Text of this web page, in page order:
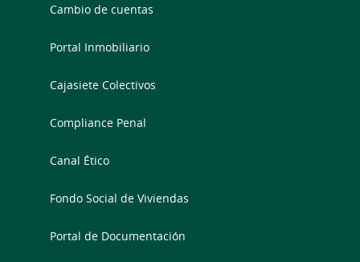
Cambio de cuentas
Portal Inmobiliario
Cajasiete Colectivos
Compliance Penal
Canal Ético
Fondo Social de Viviendas
Portal de Documentación